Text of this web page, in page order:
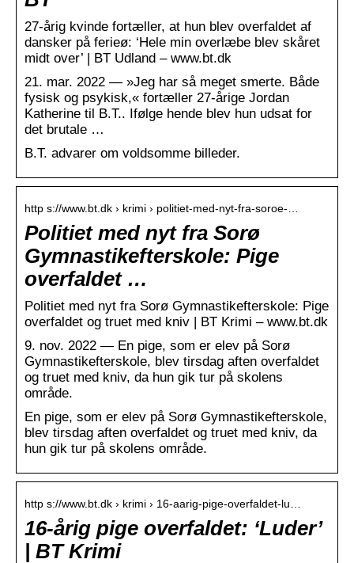
27-årig kvinde fortæller, at hun blev overfaldet af
dansker på ferieø: ‘Hele min overlæbe blev skåret
midt over’ | BT Udland – www.bt.dk
21. mar. 2022 — »Jeg har så meget smerte. Både
fysisk og psykisk,« fortæller 27-årige Jordan
Katherine til B.T.. Ifølge hende blev hun udsat for
det brutale …
B.T. advarer om voldsomme billeder.
http s://www.bt.dk › krimi › politiet-med-nyt-fra-soroe-…
Politiet med nyt fra Sorø
Gymnastikefterskole: Pige
overfaldet …
Politiet med nyt fra Sorø Gymnastikefterskole: Pige
overfaldet og truet med kniv | BT Krimi – www.bt.dk
9. nov. 2022 — En pige, som er elev på Sorø
Gymnastikefterskole, blev tirsdag aften overfaldet
og truet med kniv, da hun gik tur på skolens
område.
En pige, som er elev på Sorø Gymnastikefterskole,
blev tirsdag aften overfaldet og truet med kniv, da
hun gik tur på skolens område.
http s://www.bt.dk › krimi › 16-aarig-pige-overfaldet-lu…
16-årig pige overfaldet: ‘Luder’
| BT Krimi